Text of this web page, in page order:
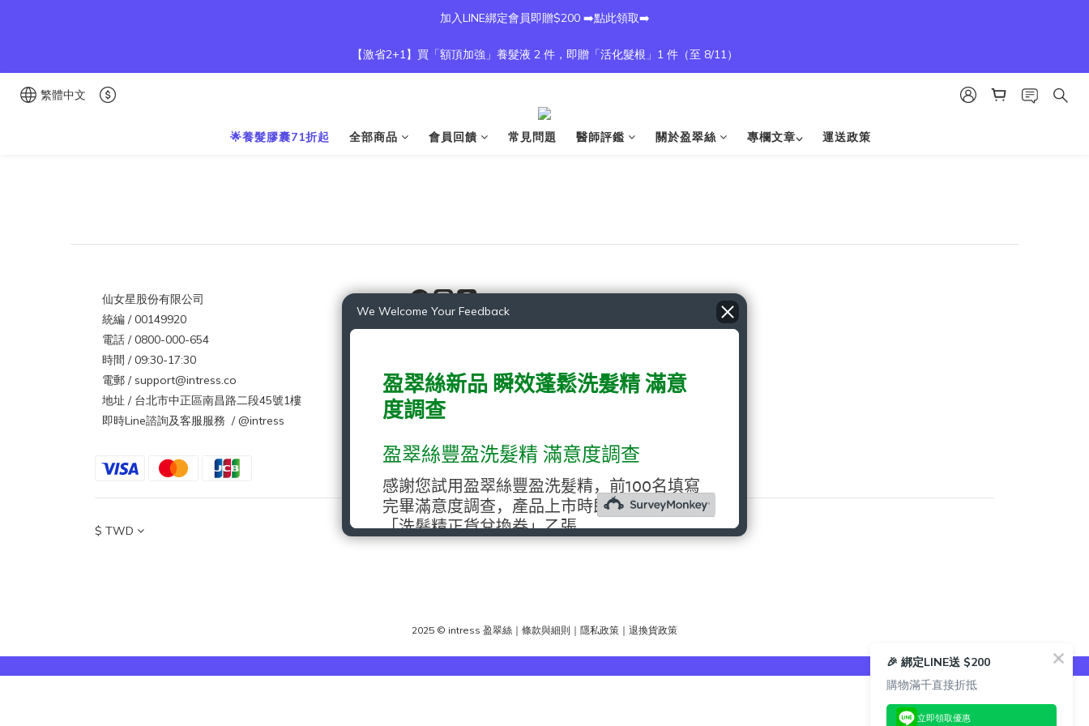
加入LINE綁定會員即贈$200 ➡️點此領取➡️
【激省2+1】買「額頂加強」養髮液 2 件，即贈「活化髮根」1 件（至 8/11）
繁體中文
🌟養髮膠囊71折起 全部商品 會員回饋 常見問題 醫師評鑑 關於盈翠絲 專欄文章⌵ 運送政策
仙女星股份有限公司
統編 / 00149920
電話 / 0800-000-654
時間 / 09:30-17:30
電郵 / support@intress.co
地址 / 台北市中正區南昌路二段45號1樓
即時Line諮詢及客服服務 / @intress
$ TWD
2025 © intress 盈翠絲 ｜ 條款與細則 ｜ 隱私政策 ｜ 退換貨政策
We Welcome Your Feedback
🎉 綁定LINE送 $200
購物滿千直接折抵
立即領取優惠